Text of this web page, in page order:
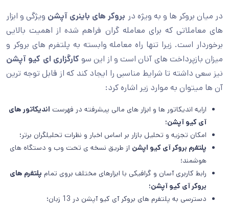
در میان بروکر ها و به ویژه در بروکر های باینری آپشن ویژگی و ابزار
های معاملاتی که برای معامله گران فراهم شده از اهمیت بالایی
برخوردار است. زیرا تنها راه معامله وابسته به پلتفرم های بروکر و
میزان بازپرداخت های آنان است و از این سو کارگزاری ای کیو آپشن
نیز سعی داشته تا شرایط مناسبی را ایجاد کند که از قابل توجه ترین
آن ها میتوان به موارد زیر اشاره کرد:
ارایه اندیکاتور ها و ابزار های مالی پیشرفته در فهرست اندیکاتور های
آی کیو آپشن؛
امکان تجزیه و تحلیل بازار بر اساس اخبار و نظرات تحلیلگران برتر؛
پلتفرم بروکر آی کیو اپشن از طریق نسخه ی تحت وب و دستگاه های
هوشمند؛
رابط کاربری آسان و گرافیکی با ابزارهای مختلف بروی تمام پلتفرم های
بروکر آی کیو آپشن؛
دسترسی به پلتفرم های بروکر آی کیو آپشن در 13 زبان؛